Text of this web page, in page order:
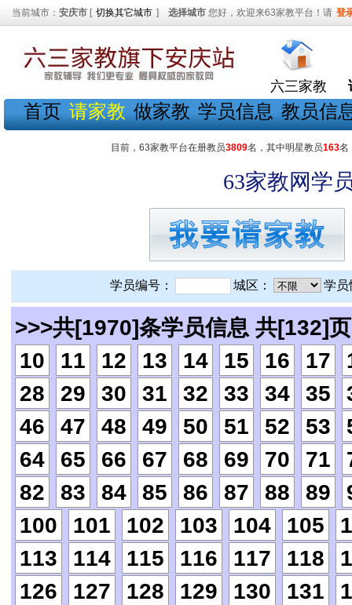
当前城市： 安庆市 [ 切换其它城市 ] 选择城市 您好，欢迎来63家教平台！请 登
六三家教
首页 请家教 做家教 学员信息 教员信
目前，63家教平台在册教员3809名，其中明星教员163名
63家教网学
学员编号： 城区： 学员
>>>共[1970]条学员信息 共[132]
10
11 12 13 14 15 16 17
28
29 30 31 32 33 34 35
46
47 48 49 50 51 52 53
64
65 66 67 68 69 70 71
82
83 84 85 86 87 88 89
100
101 102 103 104 105
113
114 115 116 117 118
126
127 128 129 130 131